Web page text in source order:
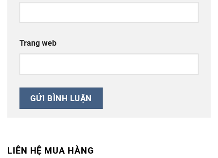
Trang web
LIÊN HỆ MUA HÀNG